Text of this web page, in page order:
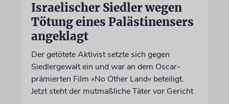
Israelischer Siedler wegen
Tötung eines Palästinensers
angeklagt
Der getötete Aktivist setzte sich gegen
Siedlergewalt ein und war an dem Oscar-
prämierten Film »No Other Land« beteiligt.
Jetzt steht der mutmaßliche Täter vor Gericht